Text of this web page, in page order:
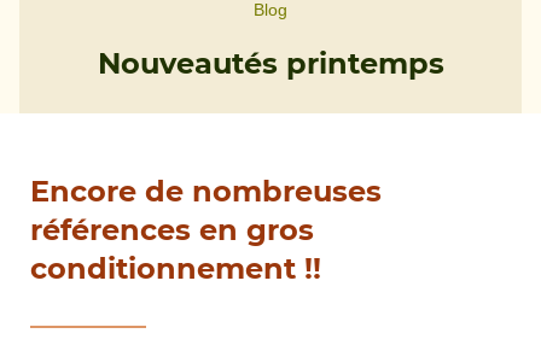
Blog
Nouveautés printemps
Encore de nombreuses
références en gros
conditionnement !!